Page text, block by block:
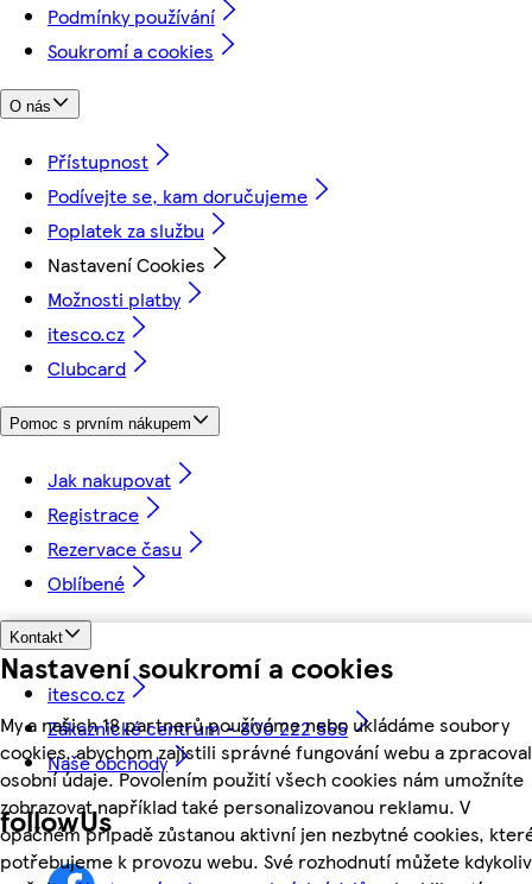
Nastavení soukromí a cookies
My a našich 18 partnerů používáme nebo ukládáme soubory
cookies, abychom zajistili správné fungování webu a
osobní údaje. Povolením použití všech cookies nám umožníte
zobrazovat například také personalizovanou reklamu. V
opačném případě zůstanou aktivní jen nezbytné cookies,
potřebujeme k provozu webu. Své rozhodnutí můžete kdykoliv
Podmínky používání
Soukromí a cookies
O nás
Přístupnost
Podívejte se, kam doručujeme
Poplatek za službu
Nastavení Cookies
Možnosti platby
itesco.cz
Clubcard
Pomoc s prvním nákupem
Jak nakupovat
Registrace
Rezervace času
Oblíbené
Kontakt
itesco.cz
Zákaznické centrum - 800 222 555
Naše obchody
followUs